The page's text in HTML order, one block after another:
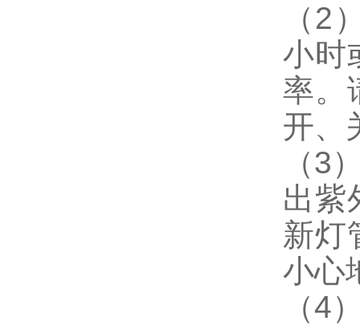
（ 2
小时
率。
开、
（3
出紫
新灯
小心
（4